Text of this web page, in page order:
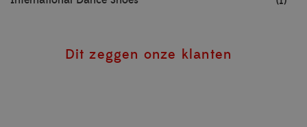
Dit zeggen onze klanten